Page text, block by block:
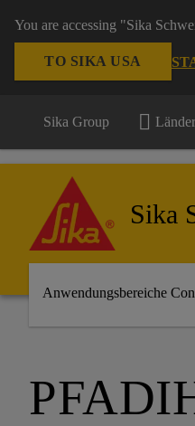
You are accessing "Sika
TO SIKA USA
Sika Group Länder
Sika
Anwendungsbereiche